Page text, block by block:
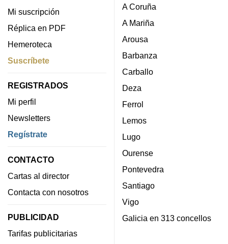
Mi suscripción
Réplica en PDF
Hemeroteca
Suscríbete
REGISTRADOS
Mi perfil
Newsletters
Regístrate
CONTACTO
Cartas al director
Contacta con nosotros
PUBLICIDAD
Tarifas publicitarias
A Coruña
A Mariña
Arousa
Barbanza
Carballo
Deza
Ferrol
Lemos
Lugo
Ourense
Pontevedra
Santiago
Vigo
Galicia en 313 concellos